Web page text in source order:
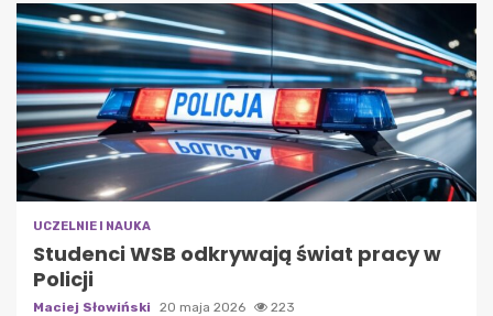
UCZELNIE I NAUKA
Studenci WSB odkrywają świat pracy w
Policji
Maciej Słowiński 20 maja 2026 223